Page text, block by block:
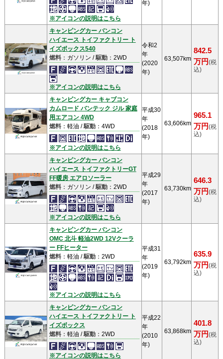
※アイコンの説明はこちら
年)
キャンピングカー バンコン
ハイエース トイファクトリー ト
イズボックス540
燃料：ガソリン /駆動：2WD
※アイコンの説明はこちら
令和2
年
(2020
年)
63,507km
842.5
万円(税
込)
キャンピングカー キャブコン
カムロード バンテック ジル 家庭
用エアコン 4WD
燃料：軽油 /駆動：4WD
※アイコンの説明はこちら
平成30
年
(2018
年)
63,606km
965.1
万円(税
込)
キャンピングカー バンコン
ハイエース トイファクトリーGT
FF暖房 エアロソーラー
燃料：ガソリン /駆動：2WD
※アイコンの説明はこちら
平成29
年
(2017
年)
63,730km
646.3
万円(税
込)
キャンピングカー バンコン
OMC 北斗 軽油2WD 12Vクーラ
ー FFヒーター
燃料：軽油 /駆動：2WD
※アイコンの説明はこちら
平成31
年
(2019
年)
63,792km
635.9
万円(税
込)
キャンピングカー バンコン
ハイエース トイファクトリー ト
イズボックス
燃料：軽油 /駆動：2WD
※アイコンの説明はこちら
平成22
年
(2010
年)
63,868km
401.8
万円(税
込)